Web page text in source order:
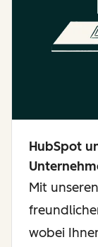
HubSpot
Mit
wobei